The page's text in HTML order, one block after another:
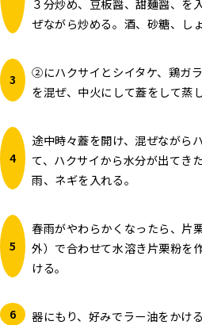
ぜながら炒める。酒、砂糖、し
②にハクサイとシイタケ、鶏ガ
を混ぜ、中火にして蓋をして蒸
途中時々蓋を開け、混ぜながら
て、ハクサイから水分が出てき
雨、ネギを入れる。
春雨がやわらかくなったら、片
外）で合わせて水溶き片栗粉を
ける。
器にもり、好みでラー油をかける